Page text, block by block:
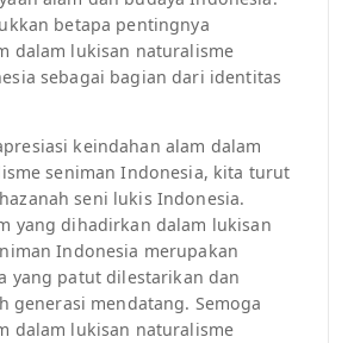
betapa pentingnya
dalam lukisan naturalisme
sebagai bagian dari identitas
keindahan alam dalam
seniman Indonesia, kita turut
seni lukis Indonesia.
yang dihadirkan dalam lukisan
Indonesia merupakan
yang patut dilestarikan dan
generasi mendatang. Semoga
dalam lukisan naturalisme